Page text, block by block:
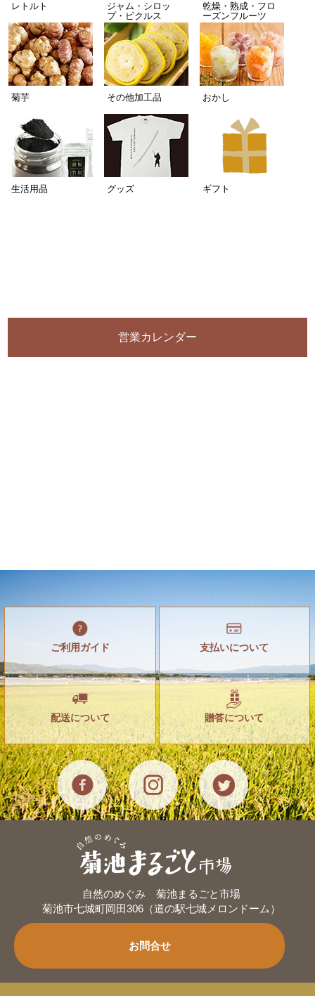
レトルト
ジャム・シロッ
プ・ピクルス
乾燥・熟成・フロ
ーズンフルーツ
菊芋 その他加工品 おかし
生活用品 グッズ ギフト
営業カレンダー
ご利用ガイド 支払いについて
配送について 贈答について
自然のめぐみ 菊池まるごと市場
菊池市七城町岡田306（道の駅七城メロンドーム）
お問合せ